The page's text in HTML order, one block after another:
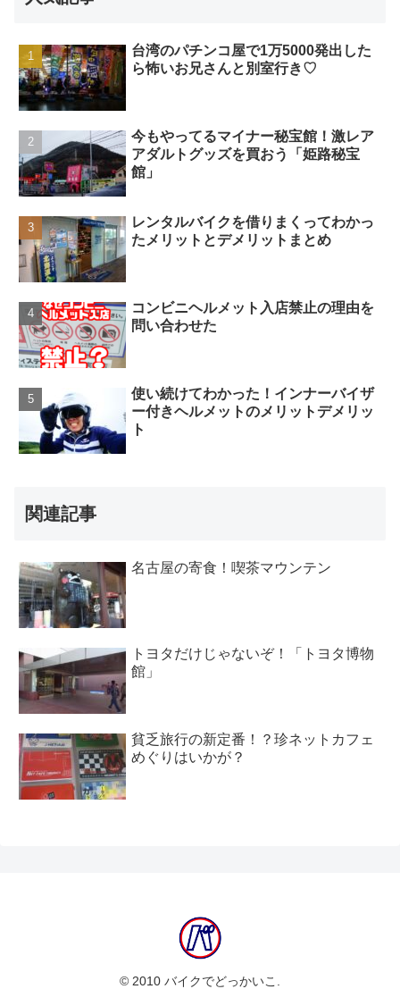
台湾のパチンコ屋で1万5000発出した
ら怖いお兄さんと別室行き♡
今もやってるマイナー秘宝館！激レア
アダルトグッズを買おう「姫路秘宝
館」
レンタルバイクを借りまくってわかっ
たメリットとデメリットまとめ
コンビニヘルメット入店禁止の理由を
問い合わせた
使い続けてわかった！インナーバイザ
ー付きヘルメットのメリットデメリッ
ト
関連記事
名古屋の寄食！喫茶マウンテン
トヨタだけじゃないぞ！「トヨタ博物
館」
貧乏旅行の新定番！？珍ネットカフェ
めぐりはいかが？
© 2010 バイクでどっかいこ.